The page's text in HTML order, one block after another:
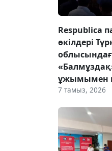
Respublica
өкілдері
ұжымымен
7 тамыз, 2026